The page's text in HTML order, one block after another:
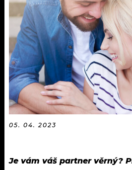
KVÍZY
VIP
TRENDY
KULTURA
MIX
OSTATNÍ
PLAYLIST
JAK NALADIT
05. 04. 2023
Je vám váš partner věrný?